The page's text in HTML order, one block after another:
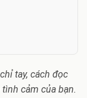
tay, cách đọc
cảm của bạn.